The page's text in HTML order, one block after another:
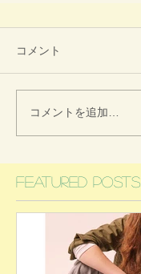
コメント
コメントを追加…
Featured Posts